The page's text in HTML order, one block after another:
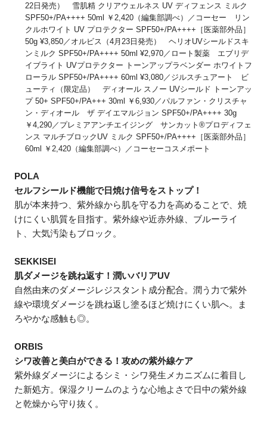
22日発売） 雪肌精 クリアウェルネス UV ディフェンス ミルク
SPF50+/PA++++ 50ml ￥2,420（編集部調べ）／コーセー リン
クルホワイト UV プロテクター SPF50+/PA++++［医薬部外品］
50g ¥3,850／オルビス（4月23日発売） ヘリオUVシールドスキ
ンミルク SPF50+/PA++++ 50ml ¥2,970／ロート製薬 エブリデ
イブライト UVプロテクター トーンアップラベンダー ホワイトフ
ローラル SPF50+/PA++++ 60ml ¥3,080／ジルスチュアート ビ
ューティ（限定品） ディオール スノー UVシールド トーンアッ
プ 50+ SPF50+/PA+++ 30ml ￥6,930／パルファン・クリスチャ
ン・ディオール ザ デイエマルジョン SPF50+/PA++++ 30g
￥4,290／プレミアアンチエイジング サンカット®プロディフェ
ンス マルチブロックUV ミルク SPF50+/PA++++［医薬部外品］
60ml ￥2,420（編集部調べ）／コーセーコスメポート
POLA
セルフシールド機能で日焼け信号をストップ！
肌が本来持つ、紫外線から肌を守る力を高めることで、焼
けにくい肌質を目指す。紫外線や近赤外線、ブルーライ
ト、大気汚染もブロック。
SEKKISEI
肌ダメージを跳ね返す！潤いバリアUV
自然由来のダメージレジスタント成分配合。潤う力で紫外
線や環境ダメージを跳ね返し塗るほど焼けにくい肌へ。ま
ろやかな感触も◎。
ORBIS
シワ改善と美白ができる！攻めの紫外線ケア
紫外線ダメージによるシミ・シワ発生メカニズムに着目し
た新処方。保湿クリームのような心地よさで日中の紫外線
と乾燥から守り抜く。